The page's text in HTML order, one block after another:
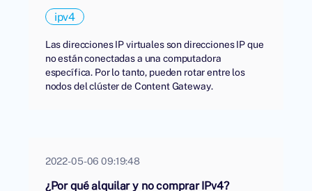
ipv4
Las direcciones IP virtuales son direcciones IP que
no están conectadas a una computadora
específica. Por lo tanto, pueden rotar entre los
nodos del clúster de Content Gateway.
2022-05-06 09:19:48
¿Por qué alquilar y no comprar IPv4?